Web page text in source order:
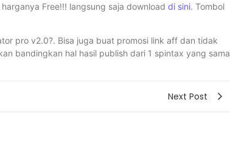
Free!!! langsung saja download di sini. Tombol
pro v2.0?. Bisa juga buat promosi link aff dan tidak
bandingkan hal hasil publish dari 1 spintax yang sama
Next Post